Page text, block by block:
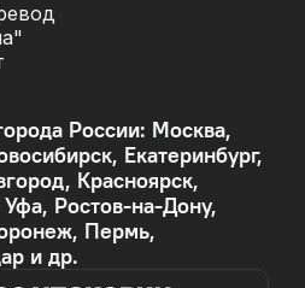
России: Москва,
Екатеринбург,
Красноярск,
Ростов-на-Дону,
Пермь,
и др.